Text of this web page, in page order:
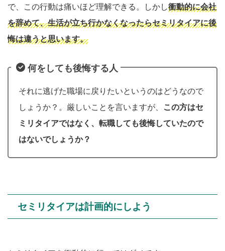
で、この行動は痛いほど理解できる。しかし衝動的に会社
を辞めて、生活が立ち行かなくなったらセミリタイアに後
悔は違うと思います。
何をしても後悔する人
それに逃げた職場に戻りたいというのはどうなので
しょうか？。厳しいことを言いますが、 この方はセ
ミリタイアではなく、転職しても後悔していたので
はないでしょうか？
セミリタイアは計画的にしよう